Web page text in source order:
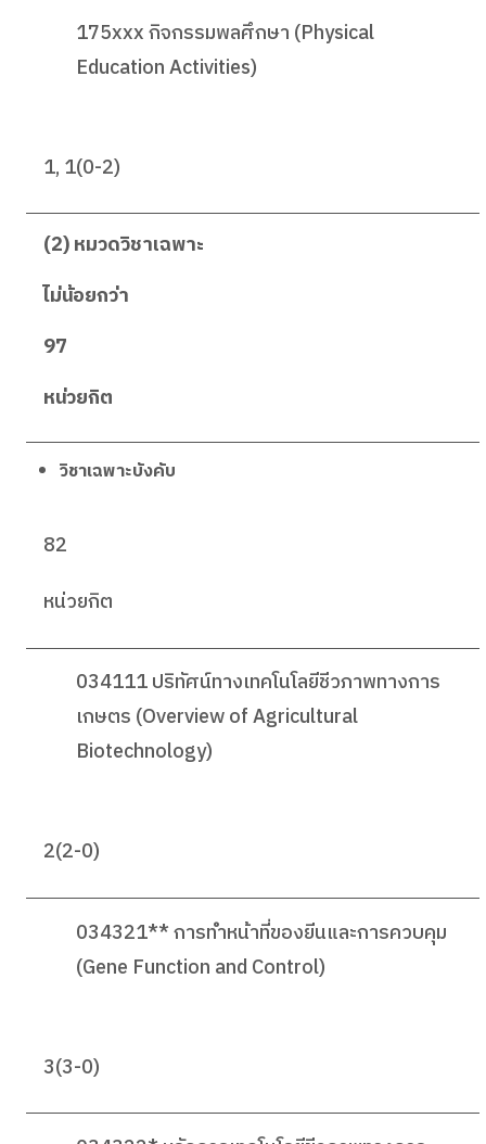
175xxx กิจกรรมพลศึกษา (Physical
Education Activities)
1, 1(0-2)
(2) หมวดวิชาเฉพาะ
ไม่น้อยกว่า
97
หน่วยกิต
วิชาเฉพาะบังคับ
82
หน่วยกิต
034111 ปริทัศน์ทางเทคโนโลยีชีวภาพทางการ
เกษตร (Overview of Agricultural
Biotechnology)
2(2-0)
034321** การทำหน้าที่ของยีนและการควบคุม
(Gene Function and Control)
3(3-0)